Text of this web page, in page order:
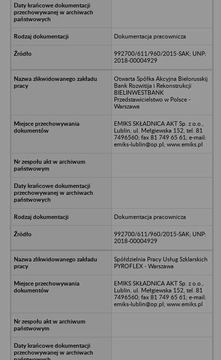
Dokumentacja pracownicza
992700/611/960/2015-SAK; UNP:
2018-00004929
Otwarta Spółka Akcyjna Bielorusskij
Bank Rozwitija i Rekonstrukcji
BIELINWESTBANK
Przedstawicielstwo w Polsce -
Warszawa
EMIKS SKŁADNICA AKT Sp. z o.o.,
Lublin, ul. Mełgiewska 152, tel. 81
7496560; fax 81 749 65 61; e-mail:
emiks-lublin@op.pl; www.emiks.pl
Dokumentacja pracownicza
992700/611/960/2015-SAK; UNP:
2018-00004929
Spółdzielnia Pracy Usług Szklarskich
PYROFLEX - Warszawa
EMIKS SKŁADNICA AKT Sp. z o.o.,
Lublin, ul. Mełgiewska 152, tel. 81
7496560; fax 81 749 65 61; e-mail:
emiks-lublin@op.pl; www.emiks.pl